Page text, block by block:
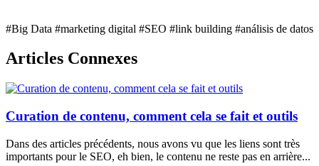
#Big Data #marketing digital #SEO #link building #análisis de datos
Articles Connexes
Curation de contenu, comment cela se fait et outils
Dans des articles précédents, nous avons vu que les liens sont très
importants pour le SEO, eh bien, le contenu ne reste pas en arrière...